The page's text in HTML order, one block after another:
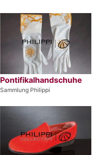
Pontifikalhandschuhe
Sammlung Philippi